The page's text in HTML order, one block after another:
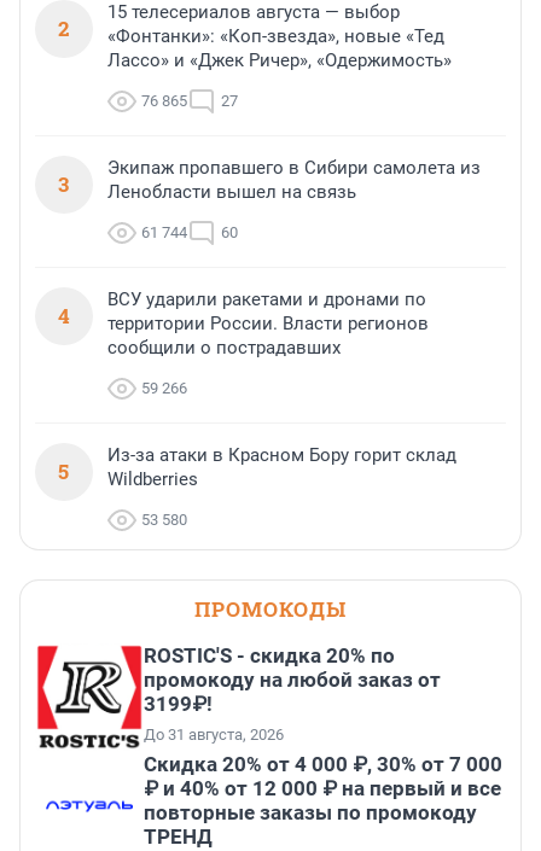
2
15 телесериалов августа — выбор
«Фонтанки»: «Коп-звезда», новые «Тед
Лассо» и «Джек Ричер», «Одержимость»
76 865 27
3
Экипаж пропавшего в Сибири самолета из
Ленобласти вышел на связь
61 744 60
4
ВСУ ударили ракетами и дронами по
территории России. Власти регионов
сообщили о пострадавших
59 266
5
Из-за атаки в Красном Бору горит склад
Wildberries
53 580
ПРОМОКОДЫ
ROSTIC'S - скидка 20% по
промокоду на любой заказ от
3199₽!
До 31 августа, 2026
Скидка 20% от 4 000 ₽, 30% от 7 000
₽ и 40% от 12 000 ₽ на первый и все
повторные заказы по промокоду
ТРЕНД